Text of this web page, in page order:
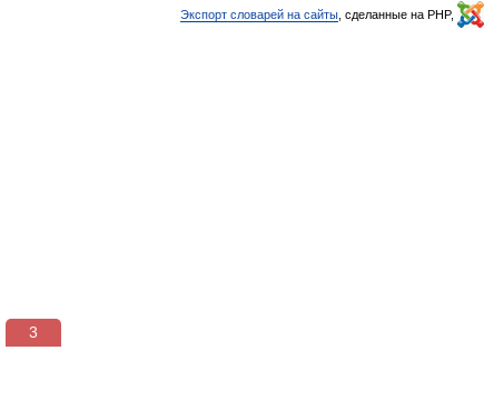
Экспорт словарей на сайты , сделанные на PHP,
3